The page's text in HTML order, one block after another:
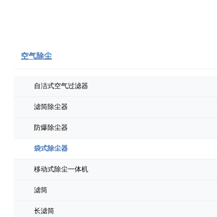
空气除尘
自洁式空气过滤器
滤筒除尘器
防爆除尘器
袋式除尘器
移动式除尘一体机
滤筒
长滤筒